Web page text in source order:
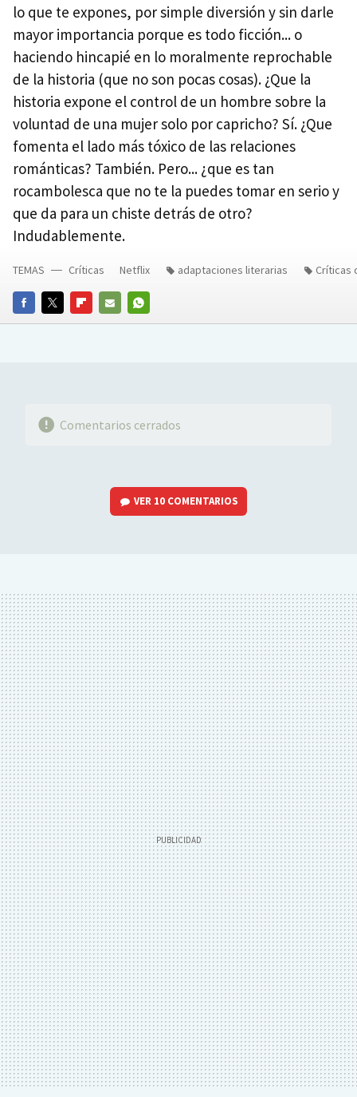
lo que te expones, por simple diversión y sin darle
mayor importancia porque es todo ficción... o
haciendo hincapié en lo moralmente reprochable
de la historia (que no son pocas cosas). ¿Que la
historia expone el control de un hombre sobre la
voluntad de una mujer solo por capricho? Sí. ¿Que
fomenta el lado más tóxico de las relaciones
románticas? También. Pero... ¿que es tan
rocambolesca que no te la puedes tomar en serio y
que da para un chiste detrás de otro?
Indudablemente.
FACEBOOKTWITTERFLIPBOARD
E-
WHATSAPP
TEMAS Críticas Netflix adaptaciones literarias Críticas
Comentarios cerrados
VER 10 COMENTARIOS